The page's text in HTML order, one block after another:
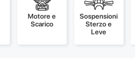
Motore e
Scarico
Sospensioni
Sterzo e
Leve